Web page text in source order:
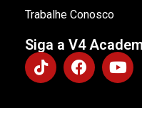
Trabalhe Conosco
Siga a V4